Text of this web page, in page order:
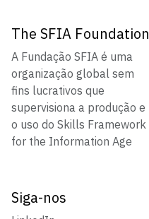
The SFIA Foundation
A Fundação SFIA é uma
organização global sem
fins lucrativos que
supervisiona a produção e
o uso do Skills Framework
for the Information Age
Siga-nos